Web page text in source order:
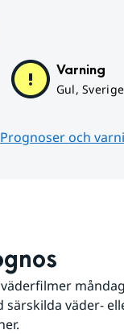
Varning
Gul, Sverige
Prognoser och
särskilda väder-